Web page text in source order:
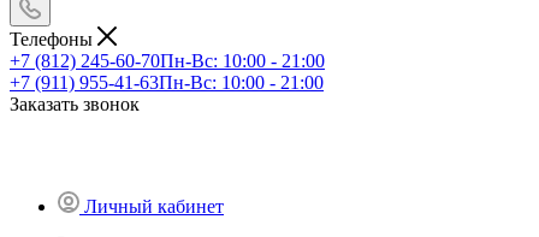
Телефоны
+7 (812) 245-60-70Пн-Вс: 10:00 - 21:00
+7 (911) 955-41-63Пн-Вс: 10:00 - 21:00
Заказать звонок
Личный кабинет